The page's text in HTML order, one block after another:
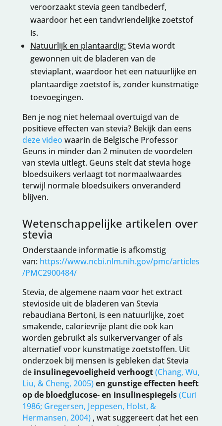
veroorzaakt stevia geen tandbederf,
waardoor het een tandvriendelijke zoetstof
is.
Natuurlijk en plantaardig: Stevia wordt
gewonnen uit de bladeren van de
steviaplant, waardoor het een natuurlijke en
plantaardige zoetstof is, zonder kunstmatige
toevoegingen.
Ben je nog niet helemaal overtuigd van de
positieve effecten van stevia? Bekijk dan eens
deze video waarin de Belgische Professor
Geuns in minder dan 2 minuten de voordelen
van stevia uitlegt. Geuns stelt dat stevia hoge
bloedsuikers verlaagt tot normaalwaardes
terwijl normale bloedsuikers onveranderd
blijven.
Wetenschappelijke artikelen over
stevia
Onderstaande informatie is afkomstig
van: https://www.ncbi.nlm.nih.gov/pmc/articles
/PMC2900484/
Stevia, de algemene naam voor het extract
stevioside uit de bladeren van Stevia
rebaudiana Bertoni, is een natuurlijke, zoet
smakende, calorievrije plant die ook kan
worden gebruikt als suikervervanger of als
alternatief voor kunstmatige zoetstoffen. Uit
onderzoek bij mensen is gebleken dat Stevia
de insulinegevoeligheid verhoogt(Chang, Wu,
Liu, & Cheng, 2005)en gunstige effecten heeft
op de bloedglucose- en insulinespiegels(Curi
1986; Gregersen, Jeppesen, Holst, &
Hermansen, 2004) , wat suggereert dat het een